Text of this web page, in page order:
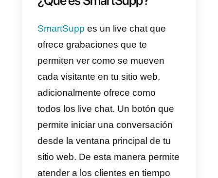
en los tiempos de respuestas de
los clientes, sino que también en
la cantidad de ventas,
satisfacción de los clientes,
calidad de atención y muchas
cosas más.
Por esta razón en este artículo